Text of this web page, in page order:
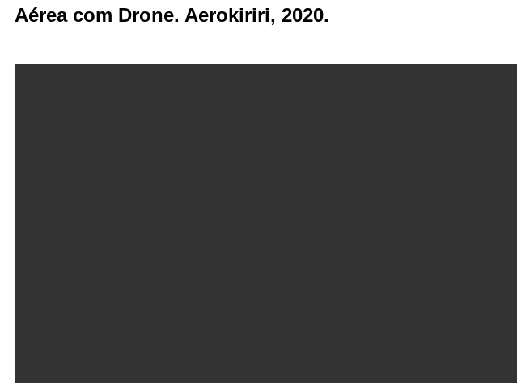
Aérea com Drone. Aerokiriri, 2020.